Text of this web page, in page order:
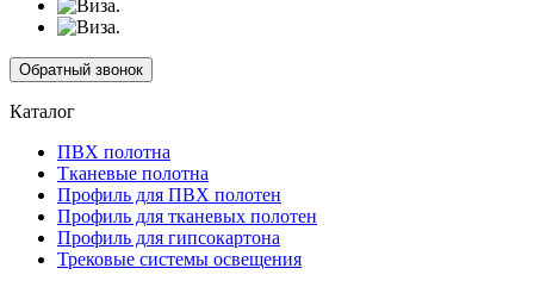
Обратный звонок
Каталог
ПВХ полотна
Тканевые полотна
Профиль для ПВХ полотен
Профиль для тканевых полотен
Профиль для гипсокартона
Трековые системы освещения